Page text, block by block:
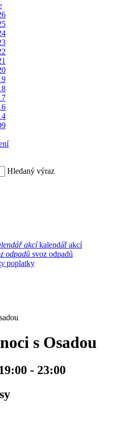
Hledaný výraz
kalendář akcí
svoz odpadů
poplatky
s Osadou
- 23:00